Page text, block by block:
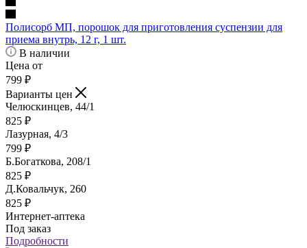
Полисорб МП, порошок для приготовления суспензии для
приема внутрь, 12 г, 1 шт.
В наличии
Цена от
799 ₽
Варианты цен
Челюскинцев, 44/1
825 ₽
Лазурная, 4/3
799 ₽
Б.Богаткова, 208/1
825 ₽
Д.Ковальчук, 260
825 ₽
Интернет-аптека
Под заказ
Подробности